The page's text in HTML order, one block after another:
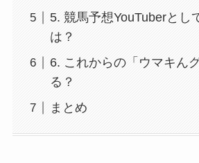
5. 競馬予想YouTuberとし
は？
6. これからの「ウマキん
る？
まとめ